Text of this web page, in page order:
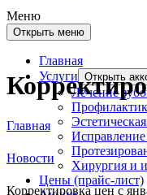
Меню
Открыть меню
Главная
Услуги Открыть
Лечение
Хирургия и
Цены (прайс-лист)
Главная
Новости
Корректировка цен с